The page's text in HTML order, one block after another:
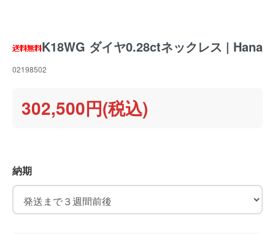
K18WG ダイヤ0.28ctネックレス | Hana
02198502
302,500円(税込)
納期